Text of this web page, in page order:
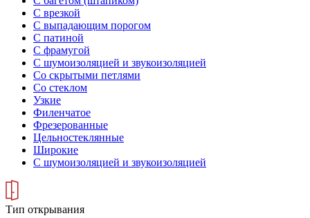
С врезкой
С выпадающим порогом
С патиной
С фрамугой
С шумоизоляцией и звукоизоляцией
Со скрытыми петлями
Со стеклом
Узкие
Филенчатое
Фрезерованные
Цельностеклянные
Широкие
С шумоизоляцией и звукоизоляцией
Тип открывания